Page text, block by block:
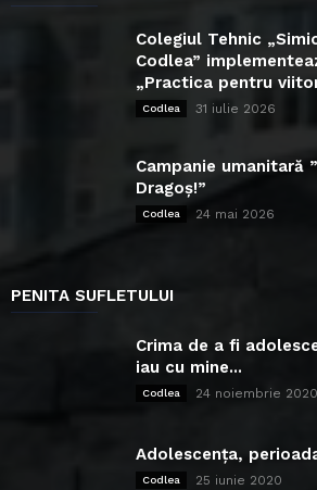
Colegiul Tehnic
Codlea”
„Practica pentru
Codlea 31 iulie 2026
Campanie umanitară
Dragoș!”
Codlea 24 mai 2026
PENITA SUFLETULUI
Crima de a fi
iau cu mine...
Codlea 24 noiembrie 2020
Adolescența,
Codlea 25 iunie 2020